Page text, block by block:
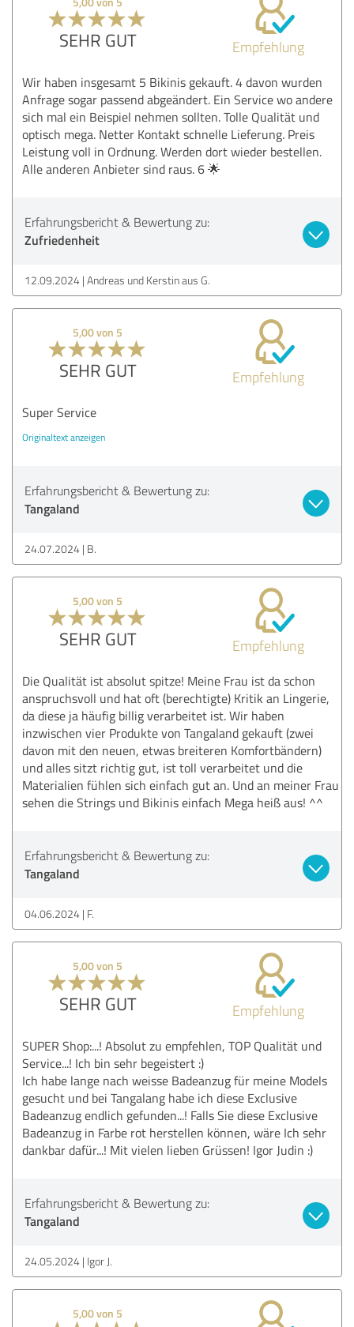
SEHR GUT Empfehlung
Wir haben insgesamt 5 Bikinis gekauft. 4 davon wurden
Anfrage sogar passend abgeändert. Ein Service wo andere
sich mal ein Beispiel nehmen sollten. Tolle Qualität und
optisch mega. Netter Kontakt schnelle Lieferung. Preis
Leistung voll in Ordnung. Werden dort wieder bestellen.
Alle anderen Anbieter sind raus. 6 🌟
Erfahrungsbericht & Bewertung zu:
Zufriedenheit
12.09.2024 Andreas und Kerstin aus G.
5,00 von 5
SEHR GUT Empfehlung
Super Service
Originaltext anzeigen
Erfahrungsbericht & Bewertung zu:
Tangaland
24.07.2024 B.
5,00 von 5
SEHR GUT Empfehlung
Die Qualität ist absolut spitze! Meine Frau ist da schon
anspruchsvoll und hat oft (berechtigte) Kritik an Lingerie,
da diese ja häufig billig verarbeitet ist. Wir haben
inzwischen vier Produkte von Tangaland gekauft (zwei
davon mit den neuen, etwas breiteren Komfortbändern)
und alles sitzt richtig gut, ist toll verarbeitet und die
Materialien fühlen sich einfach gut an. Und an meiner Frau
sehen die Strings und Bikinis einfach Mega heiß aus! ^^
Erfahrungsbericht & Bewertung zu:
Tangaland
04.06.2024 F.
5,00 von 5
SEHR GUT Empfehlung
SUPER Shop:...! Absolut zu empfehlen, TOP Qualität und
Service...! Ich bin sehr begeistert :)
Ich habe lange nach weisse Badeanzug für meine Models
gesucht und bei Tangalang habe ich diese Exclusive
Badeanzug endlich gefunden...! Falls Sie diese Exclusive
Badeanzug in Farbe rot herstellen können, wäre Ich sehr
dankbar dafür...! Mit vielen lieben Grüssen! Igor Judin :)
Erfahrungsbericht & Bewertung zu:
Tangaland
24.05.2024 Igor J.
5,00 von 5